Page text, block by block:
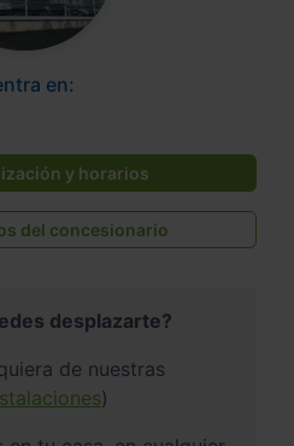
en:
y horarios
del concesionario
desplazarte?
de nuestras
)